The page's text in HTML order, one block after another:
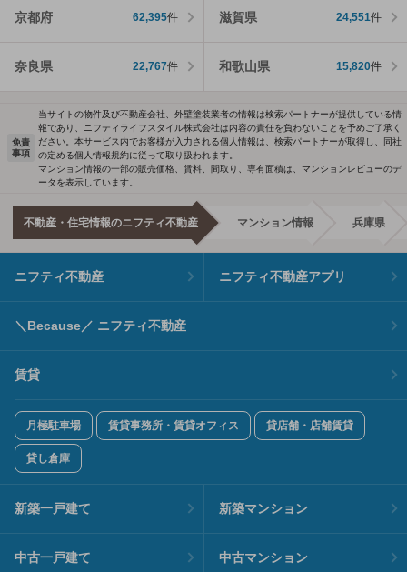
京都府 62,395件 滋賀県 24,551件
奈良県 22,767件 和歌山県 15,820件
免責
事項
当サイトの物件及び不動産会社、外壁塗装業者の情報は検索パートナーが提供している情
報であり、ニフティライフスタイル株式会社は内容の責任を負わないことを予めご了承く
ださい。本サービス内でお客様が入力される個人情報は、検索パートナーが取得し、同社
の定める個人情報規約に従って取り扱われます。
マンション情報の一部の販売価格、賃料、間取り、専有面積は、マンションレビューのデ
ータを表示しています。
不動産・住宅情報のニフティ不動産 マンション情報 兵庫県
ニフティ不動産 ニフティ不動産アプリ
＼Because／ ニフティ不動産
賃貸
月極駐車場 賃貸事務所・賃貸オフィス 貸店舗・店舗賃貸
貸し倉庫
新築一戸建て 新築マンション
中古一戸建て 中古マンション